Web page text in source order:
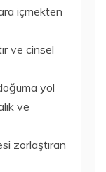
içmekten
ve cinsel
yol
ve
zorlaştıran